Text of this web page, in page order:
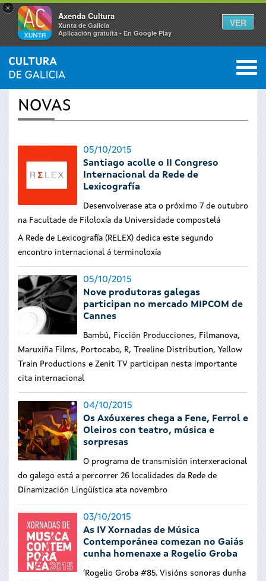
×
Axenda Cultura
Xunta de Galicia
Aplicación gratuíta - En Google Play
VER
Vostede
está
aquí
INICIO › ACTUALIDADE 0
NOVAS
05/10/2015
Santiago acolle o II Congreso
Internacional da Rede de
Lexicografía
Desenvolverase ata o próximo 7 de outubro
na Facultade de Filoloxía da Universidade compostelá
A Rede de Lexicografía (RELEX) dedica este segundo
encontro internacional á terminoloxía
05/10/2015
Nove produtoras galegas
participan no mercado MIPCOM de
Cannes
Bambú, Ficción Producciones, Filmanova,
Maruxiña Films, Portocabo, R, Treeline Distribution, Yellow
Train Productions e Zenit TV participan nesta importante
cita internacional
04/10/2015
Os Axóuxeres chega a Fene, Ferrol e
Oleiros con teatro, música e
sorpresas
O programa de transmisión interxeracional
do galego está a percorrer 26 localidades da Rede de
Dinamización Lingüística ata novembro
03/10/2015
As IV Xornadas de Música
Contemporánea comezan no Gaiás
cunha homenaxe a Rogelio Groba
‘Rogelio Groba #85. Visións sonoras dunha